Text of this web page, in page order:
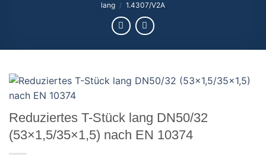
lang / 1.4307/V2A
Reduziertes T-Stück lang DN50/32
(53×1,5/35×1,5) nach EN 10374